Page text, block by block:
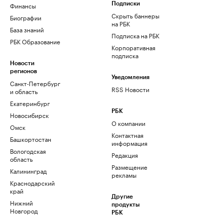
Финансы
Биографии
База знаний
РБК Образование
Новости
регионов
Санкт-Петербург
и область
Екатеринбург
Новосибирск
Омск
Башкортостан
Вологодская
область
Калининград
Краснодарский
край
Нижний
Новгород
Подписки
Скрыть баннеры
на РБК
Подписка на РБК
Корпоративная
подписка
Уведомления
RSS Новости
РБК
О компании
Контактная
информация
Редакция
Размещение
рекламы
Другие
продукты
РБК